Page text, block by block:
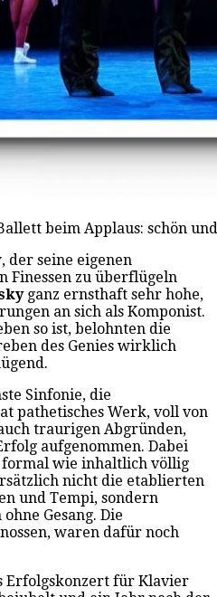
beim Applaus: schön
, der seine eigenen
Finessen zu überflügeln
ganz ernsthaft sehr hohe,
an sich als Komponist.
so ist, belohnten die
des Genies wirklich
Sinfonie, die
pathetisches Werk, voll von
traurigen Abgründen,
aufgenommen. Dabei
wie inhaltlich völlig
nicht die etablierten
und Tempi, sondern
Gesang. Die
waren dafür noch
Erfolgskonzert für Klavier